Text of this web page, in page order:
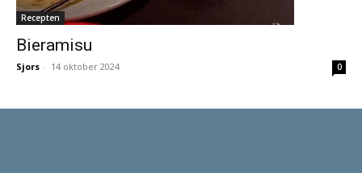
Recepten
Bieramisu
Sjors - 14 oktober 2024 0